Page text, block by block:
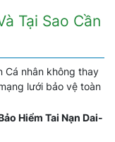
Tại Sao Cần
Cá nhân không thay
lưới bảo vệ toàn
Hiểm Tai Nạn Dai-